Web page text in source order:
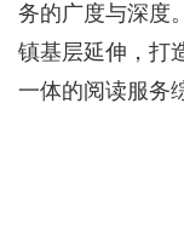
务的广度与深度
镇基层延伸，打
一体的阅读服务